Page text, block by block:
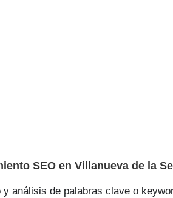
SEO en Villanueva de la
y análisis de palabras clave o